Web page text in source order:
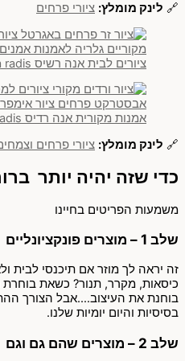
🔗 לינק מומלץ: ציורי פרחים
🔗 לינק מומלץ: ציורי פרחים
כדי שזה יהיה יותר
משמעות הפריטים בחיינו
שלב 1 – מוצרים פונקציונליים
זה יראה לך מוזר אם תיכנסי לבית
כיסאות, מקרר, תנור? כשאת
בוחנת את העיצוב….אבל הצורך
בסיסיות והיום יומיות שלנו.
שלב 2 – מוצרים שהם גם וגם